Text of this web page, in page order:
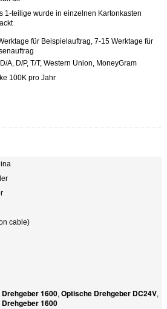
1-teilige wurde in einzelnen Kartonkasten
für Beispielauftrag, 7-15 Werktage für
A, D/P, T/T, Western Union, MoneyGram
100K pro Jahr
cable)
1600, Optische Drehgeber DC24V,
1600